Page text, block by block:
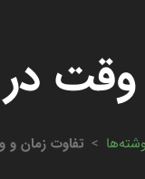
> تفاوت زمان و